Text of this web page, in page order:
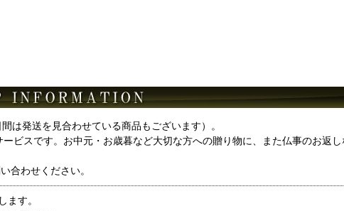
は発送を見合わせている商品もございます）。
ビスです。お中元・お歳暮など大切な方への贈り物に、また仏事のお返し
合わせください。
ます。